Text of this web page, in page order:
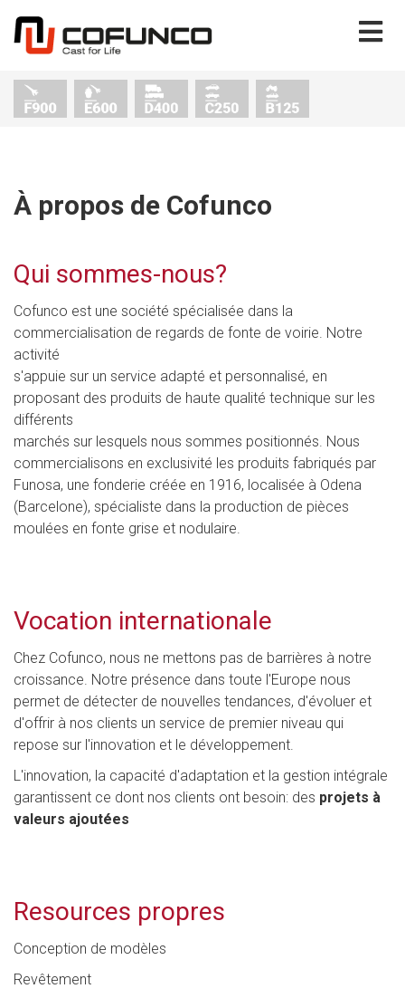
À propos de Cofunco
Qui sommes-nous?
Cofunco est une société spécialisée dans la
commercialisation de regards de fonte de voirie. Notre
activité
s'appuie sur un service adapté et personnalisé, en
proposant des produits de haute qualité technique sur les
différents
marchés sur lesquels nous sommes positionnés. Nous
commercialisons en exclusivité les produits fabriqués par
Funosa, une fonderie créée en 1916, localisée à Odena
(Barcelone), spécialiste dans la production de pièces
moulées en fonte grise et nodulaire.
Vocation internationale
Chez Cofunco, nous ne mettons pas de barrières à notre
croissance. Notre présence dans toute l'Europe nous
permet de détecter de nouvelles tendances, d'évoluer et
d'offrir à nos clients un service de premier niveau qui
repose sur l'innovation et le développement.
L'innovation, la capacité d'adaptation et la gestion intégrale
garantissent ce dont nos clients ont besoin: des projets à
valeurs ajoutées
Resources propres
Conception de modèles
Revêtement